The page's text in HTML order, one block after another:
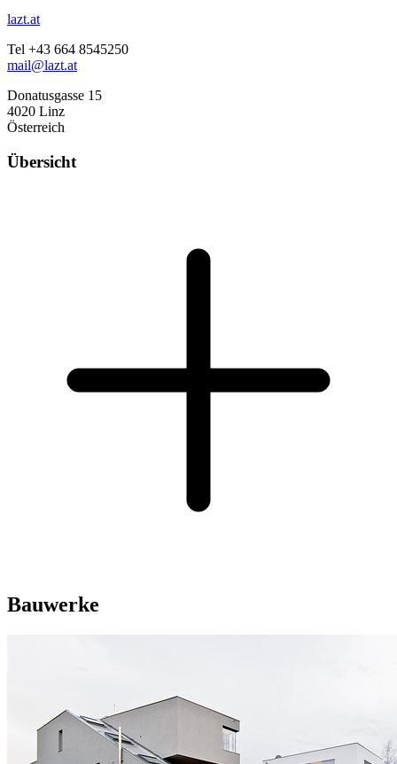
lazt.at
Tel +43 664 8545250
mail@lazt.at
Donatusgasse 15
4020 Linz
Österreich
Übersicht
Bauwerke